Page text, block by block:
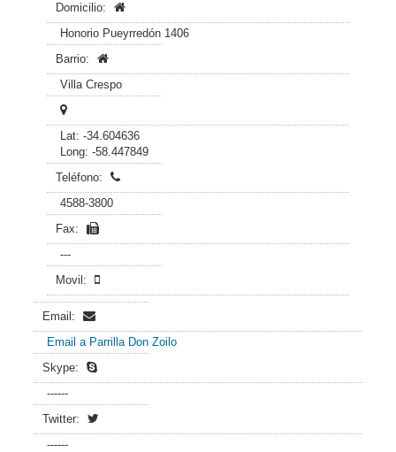
Domicilio:
Honorio Pueyrredón 1406
Barrio:
Villa Crespo
Lat: -34.604636
Long: -58.447849
Teléfono:
4588-3800
Fax:
---
Movil:
Email:
Email a Parrilla Don Zoilo
Skype:
------
Twitter:
------